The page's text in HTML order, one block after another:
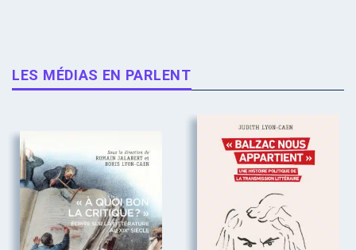
LES MÉDIAS EN PARLENT